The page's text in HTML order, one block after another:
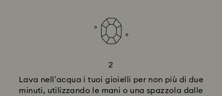
2
Lava nell’acqua i tuoi gioielli per non più di due
minuti, utilizzando le mani o una spazzola dalle